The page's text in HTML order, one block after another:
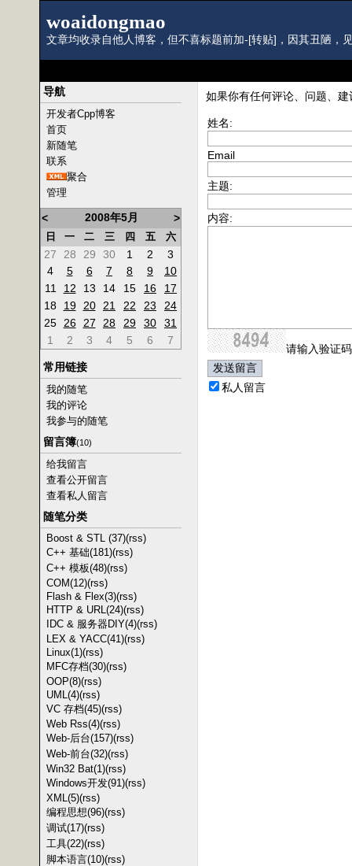
woaidongmao
文章均收录自他人博客，但不喜标题前加-[转贴]，因其丑陋，
导航
开发者Cpp博客
首页
新随笔
联系
聚合
管理
< 2008年5月 >
日 一 二 三 四 五 六
27 28 29 30 1 2
3
4
5 6 7 8 9
10
11
12 13 14 15 16
17
18
19 20 21 22 23
24
25
26 27 28 29 30
31
1
2 3 4 5 6 7
常用链接
我的随笔
我的评论
我参与的随笔
留言簿(10)
给我留言
查看公开留言
查看私人留言
随笔分类
Boost & STL (37)(rss)
C++ 基础(181)(rss)
C++ 模板(48)(rss)
COM(12)(rss)
Flash & Flex(3)(rss)
HTTP & URL(24)(rss)
IDC & 服务器DIY(4)(rss)
LEX & YACC(41)(rss)
Linux(1)(rss)
MFC存档(30)(rss)
OOP(8)(rss)
UML(4)(rss)
VC 存档(45)(rss)
Web Rss(4)(rss)
Web-后台(157)(rss)
Web-前台(32)(rss)
Win32 Bat(1)(rss)
Windows开发(91)(rss)
XML(5)(rss)
编程思想(96)(rss)
调试(17)(rss)
工具(22)(rss)
脚本语言(10)(rss)
如果你有任何评论、问题、
姓名:
Email
主题:
内容:
请输入验证
私人留言